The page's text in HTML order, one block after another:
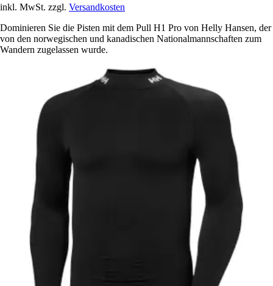
inkl. MwSt. zzgl. Versandkosten
Dominieren Sie die Pisten mit dem Pull H1 Pro von Helly Hansen, der
von den norwegischen und kanadischen Nationalmannschaften zum
Wandern zugelassen wurde.